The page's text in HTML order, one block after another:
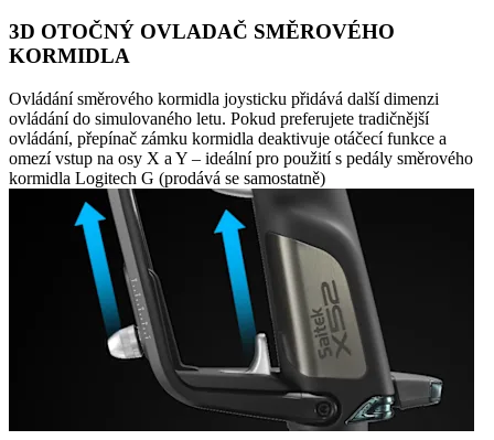
3D OTOČNÝ OVLADAČ SMĚROVÉHO
KORMIDLA
Ovládání směrového kormidla joysticku přidává další dimenzi
ovládání do simulovaného letu. Pokud preferujete tradičnější
ovládání, přepínač zámku kormidla deaktivuje otáčecí funkce a
omezí vstup na osy X a Y – ideální pro použití s pedály směrového
kormidla Logitech G (prodává se samostatně)